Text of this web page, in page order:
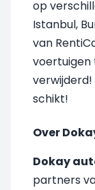
op
Istanbul,
van
voertuigen
schikt!
Over
Dokay
partners